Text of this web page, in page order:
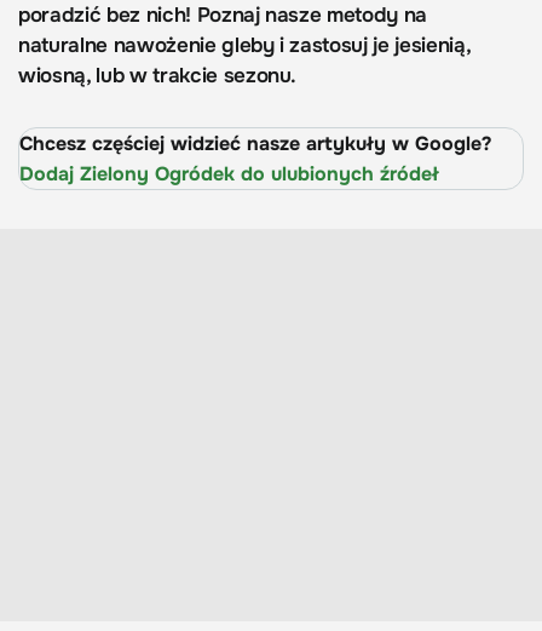
poradzić bez nich! Poznaj nasze metody na
naturalne nawożenie gleby i zastosuj je jesienią,
wiosną, lub w trakcie sezonu.
Chcesz częściej widzieć nasze artykuły w Google?
Dodaj Zielony Ogródek do ulubionych źródeł